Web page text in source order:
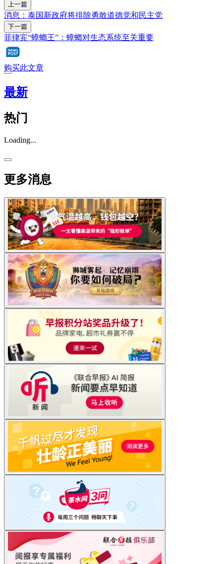
上一篇
消息：泰国新政府将排除勇敢道德党和民主党
下一篇
菲律宾“蟑螂王”：蟑螂对生态系统至关重要
购买此文章
最新
热门
Loading...
更多消息